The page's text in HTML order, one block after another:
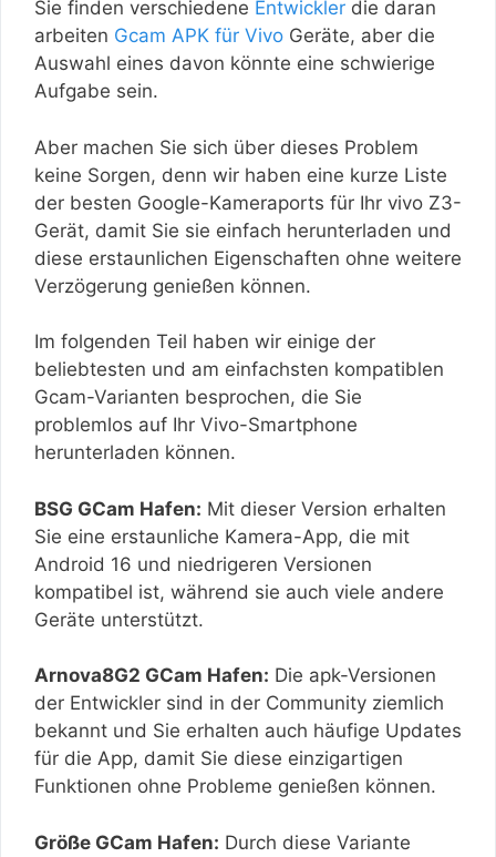
Sie finden verschiedene Entwickler die daran
arbeiten Gcam APK für Vivo Geräte, aber die
Auswahl eines davon könnte eine schwierige
Aufgabe sein.
Aber machen Sie sich über dieses Problem
keine Sorgen, denn wir haben eine kurze Liste
der besten Google-Kameraports für Ihr vivo Z3-
Gerät, damit Sie sie einfach herunterladen und
diese erstaunlichen Eigenschaften ohne weitere
Verzögerung genießen können.
Im folgenden Teil haben wir einige der
beliebtesten und am einfachsten kompatiblen
Gcam-Varianten besprochen, die Sie
problemlos auf Ihr Vivo-Smartphone
herunterladen können.
BSG GCam Hafen: Mit dieser Version erhalten
Sie eine erstaunliche Kamera-App, die mit
Android 16 und niedrigeren Versionen
kompatibel ist, während sie auch viele andere
Geräte unterstützt.
Arnova8G2 GCam Hafen: Die apk-Versionen
der Entwickler sind in der Community ziemlich
bekannt und Sie erhalten auch häufige Updates
für die App, damit Sie diese einzigartigen
Funktionen ohne Probleme genießen können.
Größe GCam Hafen: Durch diese Variante